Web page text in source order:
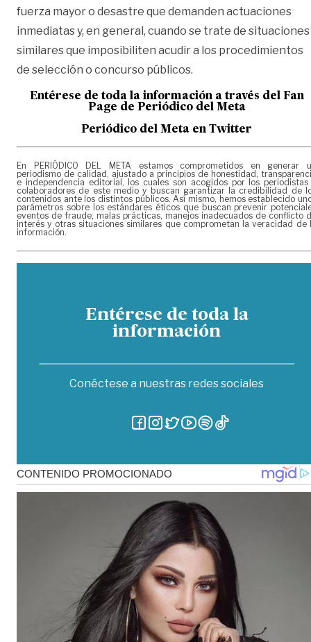
fuerza mayor o desastre que demanden actuaciones
inmediatas y, en general, cuando se trate de situaciones
similares que imposibiliten acudir a los procedimientos
de selección o concurso públicos.
Entérese de toda la información a través del Fan
Page de Periódico del Meta
Periódico del Meta en Twitter
En PERIÓDICO DEL META estamos comprometidos en generar
periodismo de calidad, ajustado a principios de honestidad,
e independencia editorial, los cuales son acogidos por los periodistas
colaboradores de este medio y buscan garantizar la credibilidad de
contenidos ante los distintos públicos. Así mismo, hemos establecido
parámetros sobre los estándares éticos que buscan prevenir
eventos de fraude, malas prácticas, manejos inadecuados de conflicto
interés y otras situaciones similares que comprometan la veracidad de
información.
Entérese de toda la
información
Conéctese a nuestras redes sociales